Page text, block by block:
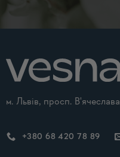
м. Львів, просп.
+380 68 420 78 89